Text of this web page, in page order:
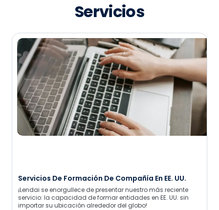
Servicios
Servicios De Formación De Compañía En EE. UU.
¡Lendai se enorgullece de presentar nuestro más reciente
servicio: la capacidad de formar entidades en EE. UU. sin
importar su ubicación alrededor del globo!